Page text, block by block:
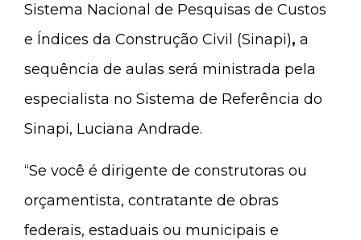
Sistema Nacional de Pesquisas de Custos
e Índices da Construção Civil (Sinapi), a
sequência de aulas será ministrada pela
especialista no Sistema de Referência do
Sinapi, Luciana Andrade.
“Se você é dirigente de construtoras ou
orçamentista, contratante de obras
federais, estaduais ou municipais e